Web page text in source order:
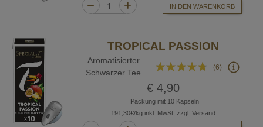
IN DEN WARENKORB
TROPICAL PASSION
Aromatisierter
Schwarzer Tee
Bewertung:
(6)
€ 4,90
Packung mit 10 Kapseln
191,30€/kg inkl. MwSt, zzgl. Versand